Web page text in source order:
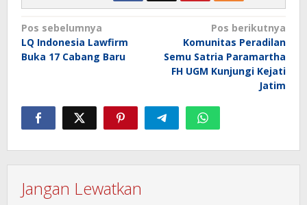
Navigasi
pos
Pos sebelumnya
LQ Indonesia Lawfirm
Buka 17 Cabang Baru
Pos berikutnya
Komunitas Peradilan
Semu Satria Paramartha
FH UGM Kunjungi Kejati
Jatim
Jangan Lewatkan